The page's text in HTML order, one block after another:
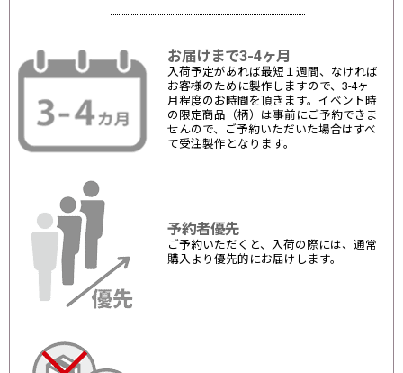
お届けまで3-4ヶ月
入荷予定があれば最短１週間、なければ
お客様のために製作しますので、3-4ヶ
月程度のお時間を頂きます。イベント時
の限定商品（柄）は事前にご予約できま
せんので、ご予約いただいた場合はすべ
て受注製作となります。
予約者優先
ご予約いただくと、入荷の際には、通常
購入より優先的にお届けします。